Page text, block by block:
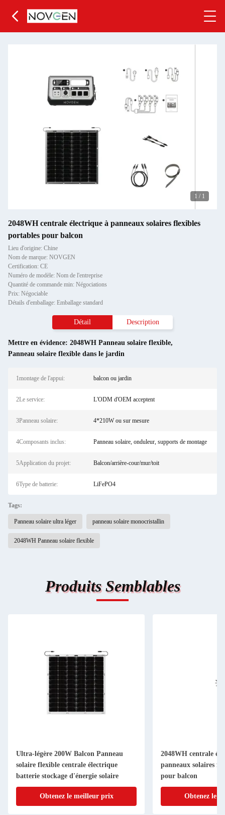
1 / 1
2048WH centrale électrique à panneaux solaires flexibles
portables pour balcon
Lieu d'origine: Chine
Nom de marque: NOVGEN
Certification: CE
Numéro de modèle: Nom de l'entreprise
Quantité de commande min: Négociations
Prix: Négociable
Détails d'emballage: Emballage standard
Détail Description
Mettre en évidence: 2048WH Panneau solaire flexible,
Panneau solaire flexible dans le jardin
1montage de l'appui: balcon ou jardin
2Le service: L'ODM d'OEM acceptent
3Panneau solaire: 4*210W ou sur mesure
4Composants inclus: Panneau solaire, onduleur, supports de montage
5Application du projet: Balcon/arrière-cour/mur/toit
6Type de batterie: LiFePO4
Tags:
Panneau solaire ultra léger panneau solaire monocristallin
2048WH Panneau solaire flexible
Produits Semblables
Ultra-légère 200W Balcon Panneau
solaire flexible centrale électrique
batterie stockage d'énergie solaire
Obtenez le meilleur prix
2048WH centrale
panneaux solaires
pour balcon
Obtenez le